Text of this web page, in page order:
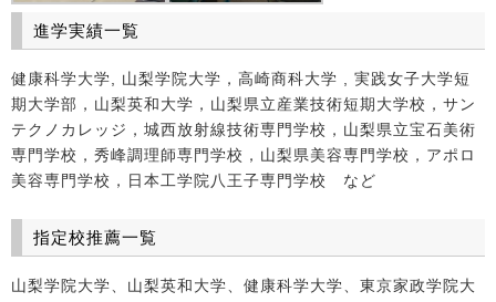
進学実績一覧
健康科学大学, 山梨学院大学，高崎商科大学 , 実践女子大学短
期大学部，山梨英和大学，山梨県立産業技術短期大学校，サン
テクノカレッジ，城西放射線技術専門学校，山梨県立宝石美術
専門学校，秀峰調理師専門学校，山梨県美容専門学校，アポロ
美容専門学校，日本工学院八王子専門学校 など
指定校推薦一覧
山梨学院大学、山梨英和大学、健康科学大学、東京家政学院大